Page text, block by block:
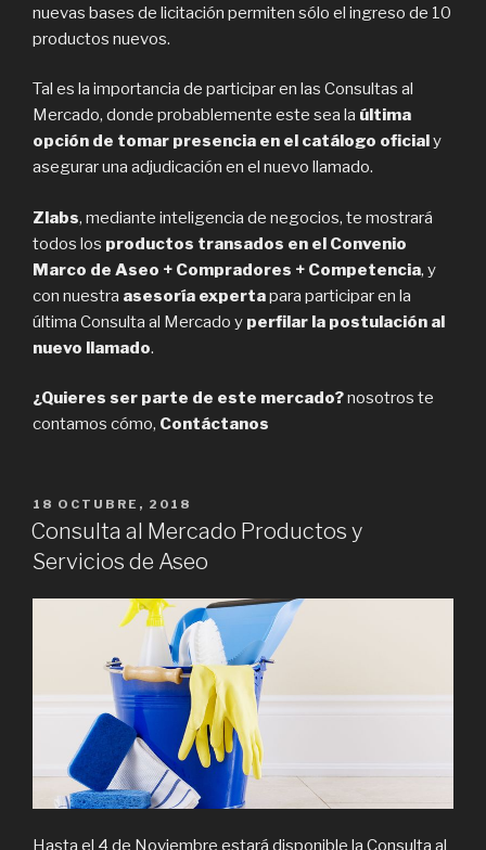
nuevas bases de licitación permiten sólo el ingreso de 10
productos nuevos.
Tal es la importancia de participar en las Consultas al
Mercado, donde probablemente este sea la última
opción de tomar presencia en el catálogo oficialy
asegurar una adjudicación en el nuevo llamado.
Zlabs, mediante inteligencia de negocios, te mostrará
todos los productos transados en el Convenio
Marco de Aseo + Compradores + Competencia, y
con nuestra asesoría expertapara participar en la
última Consulta al Mercado y perfilar la postulación al
nuevo llamado.
¿Quieres ser parte de este mercado?nosotros te
contamos cómo, Contáctanos
PUBLICADO
EN
18 OCTUBRE, 2018
Consulta al Mercado Productos y
Servicios de Aseo